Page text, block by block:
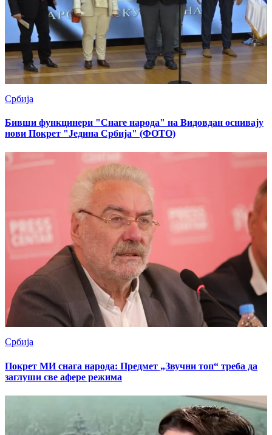
Србија
Бивши функцинери "Снаге народа" на Видовдан оснивају
нови Покрет "Једина Србија" (ФОТО)
Србија
Покрет МИ снага народа: Предмет „Звучни топ“ треба да
заглуши све афере режима